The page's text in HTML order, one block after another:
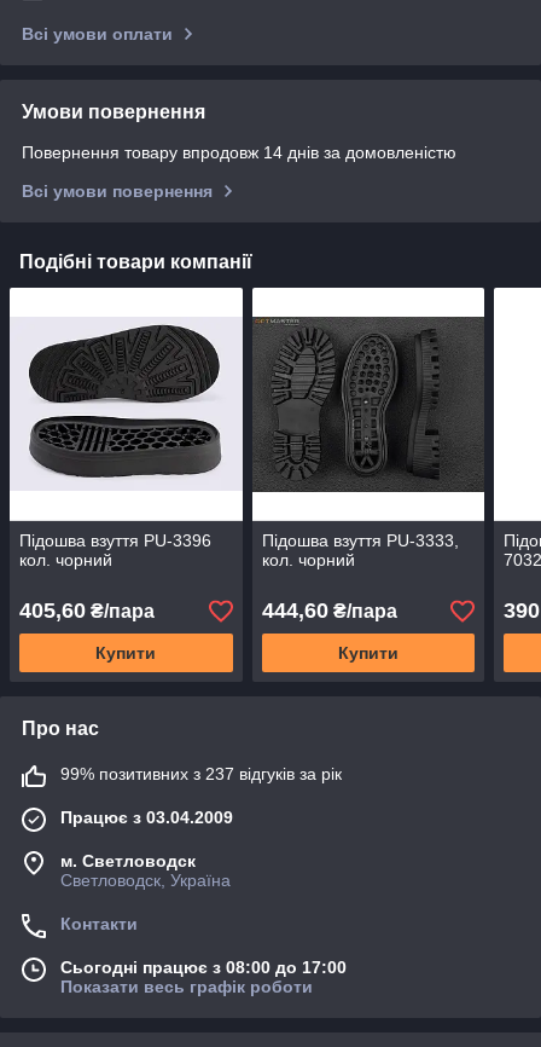
Всі умови оплати
Умови повернення
Повернення товару впродовж 14 днів за домовленістю
Всі умови повернення
Подібні товари компанії
Підошва взуття PU-3396
кол. чорний
405,60 ₴/пара
Купити
Підошва взуття PU-3333,
кол. чорний
444,60₴/пара
Купити
390
Про нас
99% позитивних з 237 відгуків за рік
Працює з 03.04.2009
м. Светловодск
Светловодск, Україна
Контакти
Сьогодні працює з 08:00 до 17:00
Показати весь графік роботи